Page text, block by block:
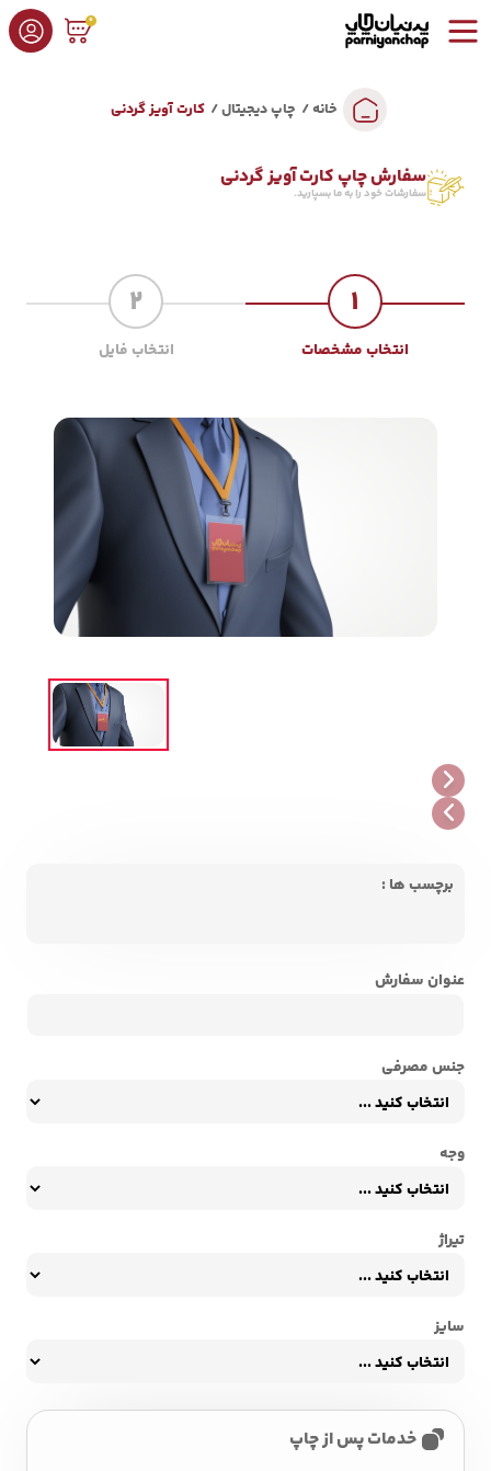
0
خانه چاپ دیجیتال کارت آویز گردنی
سفارش چاپ کارت آویز گردنی
سفارشات خود را به ما بسپارید.
1
انتخاب مشخصات
2
انتخاب فایل
برچسب ها :
عنوان سفارش
جنس مصرفی
وجه
تیراژ
سایز
خدمات پس از چاپ